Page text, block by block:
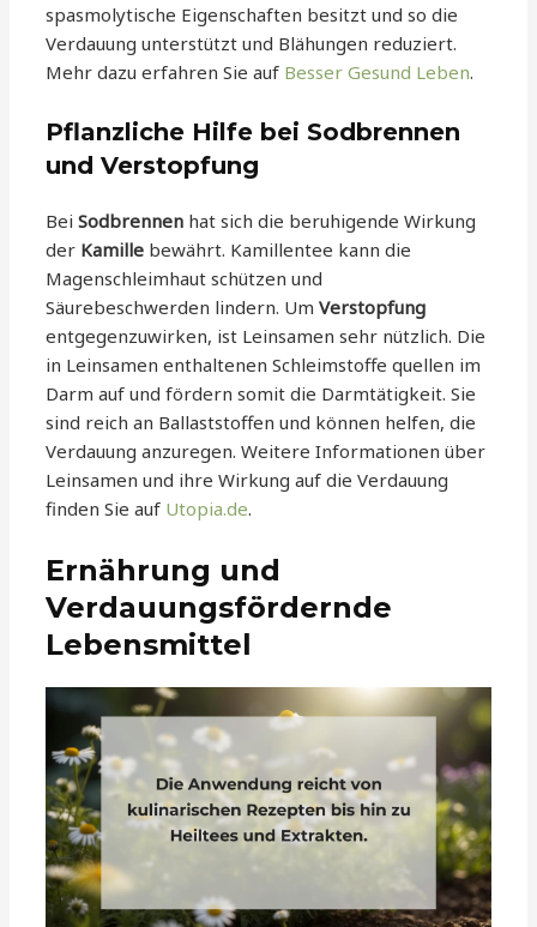
spasmolytische Eigenschaften besitzt und so die
Verdauung unterstützt und Blähungen reduziert.
Mehr dazu erfahren Sie auf Besser Gesund Leben.
Pflanzliche Hilfe bei Sodbrennen
und Verstopfung
BeiSodbrennen hat sich die beruhigende Wirkung
der Kamille bewährt. Kamillentee kann die
Magenschleimhaut schützen und
Säurebeschwerden lindern. UmVerstopfung
entgegenzuwirken, ist Leinsamen sehr nützlich. Die
in Leinsamen enthaltenen Schleimstoffe quellen im
Darm auf und fördern somit die Darmtätigkeit. Sie
sind reich an Ballaststoffen und können helfen, die
Verdauung anzuregen. Weitere Informationen über
Leinsamen und ihre Wirkung auf die Verdauung
finden Sie auf Utopia.de.
Ernährung und
Verdauungsfördernde
Lebensmittel